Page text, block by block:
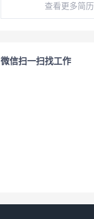
查看更多简历
微信扫一扫找工作